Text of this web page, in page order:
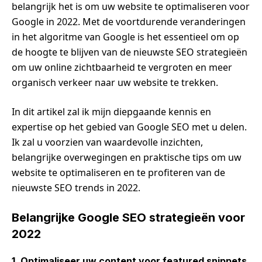
belangrijk het is om uw website te optimaliseren voor
Google in 2022. Met de voortdurende veranderingen
in het algoritme van Google is het essentieel om op
de hoogte te blijven van de nieuwste SEO strategieën
om uw online zichtbaarheid te vergroten en meer
organisch verkeer naar uw website te trekken.
In dit artikel zal ik mijn diepgaande kennis en
expertise op het gebied van Google SEO met u delen.
Ik zal u voorzien van waardevolle inzichten,
belangrijke overwegingen en praktische tips om uw
website te optimaliseren en te profiteren van de
nieuwste SEO trends in 2022.
Belangrijke Google SEO strategieën voor
2022